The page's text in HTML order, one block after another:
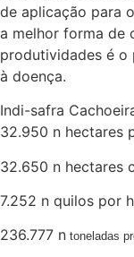
de aplicação para
a melhor forma de
produtividades é o
à doença.
Indi-safra
32.950 n hectares
32.650 n hectares
7.252 n quilos por
236.777 n toneladas